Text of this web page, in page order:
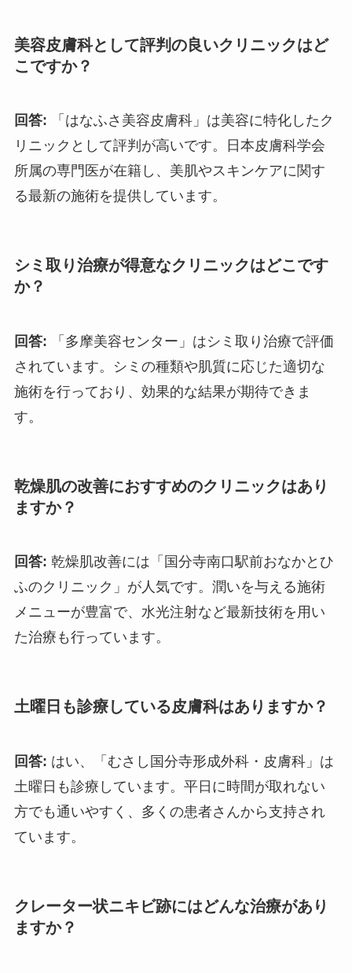
美容皮膚科として評判の良いクリニックはど
こですか？
回答: 「はなふさ美容皮膚科」は美容に特化したク
リニックとして評判が高いです。日本皮膚科学会
所属の専門医が在籍し、美肌やスキンケアに関す
る最新の施術を提供しています。
シミ取り治療が得意なクリニックはどこです
か？
回答: 「多摩美容センター」はシミ取り治療で評価
されています。シミの種類や肌質に応じた適切な
施術を行っており、効果的な結果が期待できま
す。
乾燥肌の改善におすすめのクリニックはあり
ますか？
回答: 乾燥肌改善には「国分寺南口駅前おなかとひ
ふのクリニック」が人気です。潤いを与える施術
メニューが豊富で、水光注射など最新技術を用い
た治療も行っています。
土曜日も診療している皮膚科はありますか？
回答: はい、「むさし国分寺形成外科・皮膚科」は
土曜日も診療しています。平日に時間が取れない
方でも通いやすく、多くの患者さんから支持され
ています。
クレーター状ニキビ跡にはどんな治療があり
ますか？